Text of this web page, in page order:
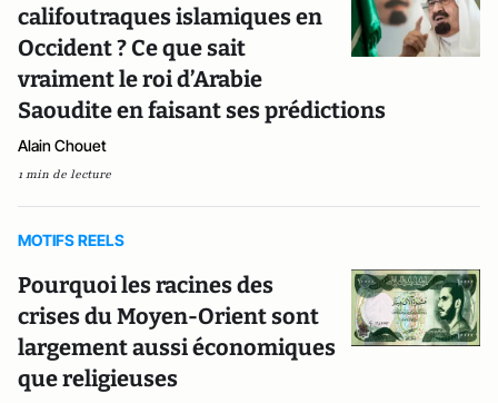
califoutraques islamiques en
Occident ? Ce que sait
vraiment le roi d’Arabie
Saoudite en faisant ses prédictions
Alain Chouet
1 min de lecture
MOTIFS REELS
Pourquoi les racines des
crises du Moyen-Orient sont
largement aussi économiques
que religieuses